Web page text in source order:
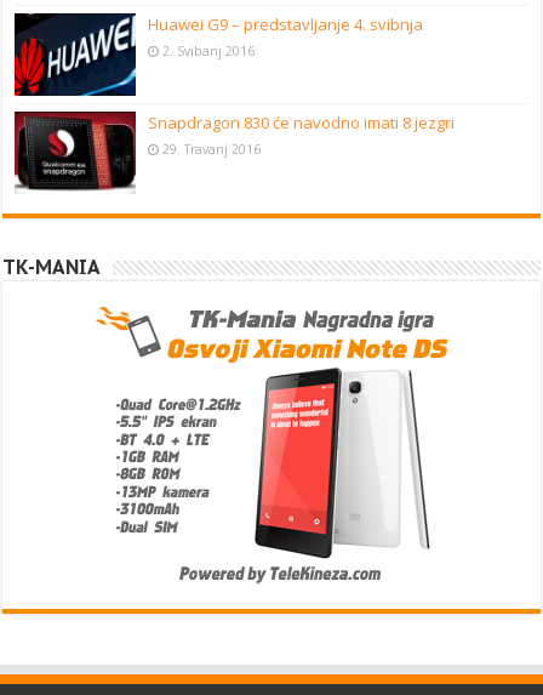
Huawei G9 – predstavljanje 4. svibnja
2. Svibanj 2016
Snapdragon 830 će navodno imati 8 jezgri
29. Travanj 2016
TK-MANIA